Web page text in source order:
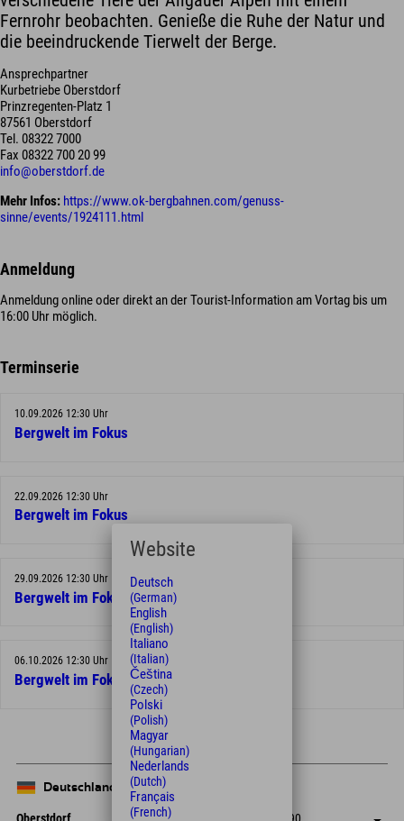
Fernrohr beobachten. Genieße die Ruhe der Natur und
die beeindruckende Tierwelt der Berge.
Ansprechpartner
Kurbetriebe Oberstdorf
Prinzregenten-Platz 1
87561 Oberstdorf
Tel. 08322 7000
Fax 08322 700 20 99
info@oberstdorf.de
Mehr Infos: https://www.ok-bergbahnen.com/genuss-
sinne/events/1924111.html
Anmeldung
Anmeldung online oder direkt an der Tourist-Information am Vortag bis um
16:00 Uhr möglich.
Terminserie
10.09.2026 12:30 Uhr
Bergwelt im Fokus
22.09.2026 12:30 Uhr
Bergwelt im Fokus
29.09.2026 12:30 Uhr
Bergwelt im Fokus
06.10.2026 12:30 Uhr
Bergwelt im Fokus
Deutschland
Website
Deutsch
(German)
English
(English)
Italiano
(Italian)
Čeština
(Czech)
Polski
(Polish)
Magyar
(Hungarian)
Nederlands
(Dutch)
Français
(French)